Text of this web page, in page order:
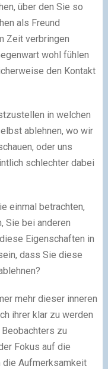
über den Sie so
als Freund
Zeit verbringen
wohl fühlen
den Kontakt
in welchen
ablehnen, wo wir
oder uns
schlechter dabei
einmal betrachten,
Sie bei anderen
Eigenschaften in
dass Sie diese
mehr dieser inneren
ihrer klar zu werden
zu
Fokus auf die
die Aufmerksamkeit